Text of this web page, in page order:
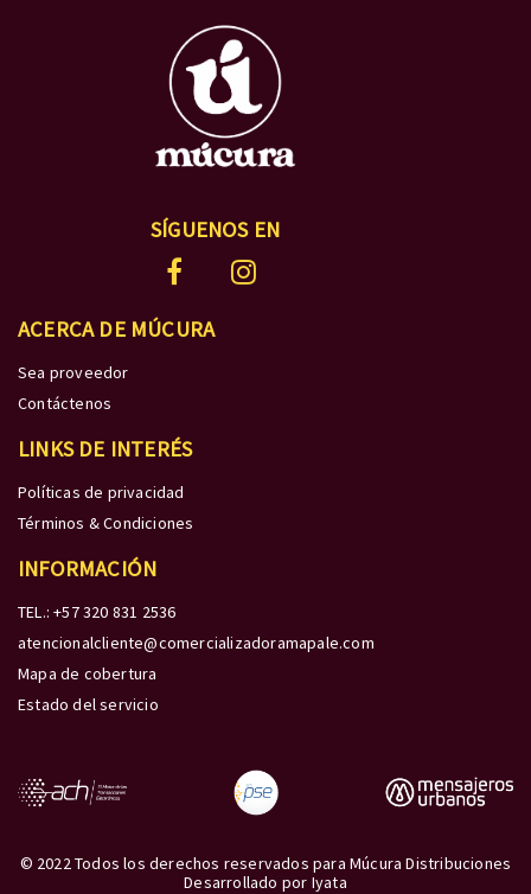
SÍGUENOS EN
ACERCA DE MÚCURA
Sea proveedor
Contáctenos
LINKS DE INTERÉS
Políticas de privacidad
Términos & Condiciones
INFORMACIÓN
TEL.: +57 320 831 2536
atencionalcliente@comercializadoramapale.com
Mapa de cobertura
Estado del servicio
© 2022 Todos los derechos reservados para Múcura Distribuciones
Desarrollado por Iyata